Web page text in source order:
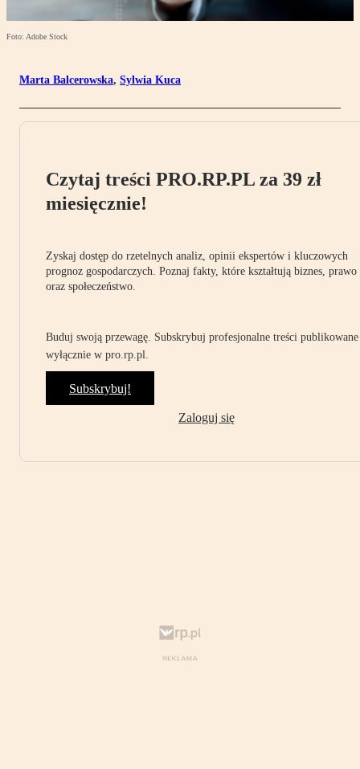
Foto: Adobe Stock
Marta Balcerowska, Sylwia Kuca
Czytaj treści PRO.RP.PL za 39 zł
miesięcznie!
Zyskaj dostęp do rzetelnych analiz, opinii ekspertów i kluczowych
prognoz gospodarczych. Poznaj fakty, które kształtują biznes, prawo
oraz społeczeństwo.
Buduj swoją przewagę. Subskrybuj profesjonalne treści publikowane
wyłącznie w pro.rp.pl.
Subskrybuj!
Zaloguj się